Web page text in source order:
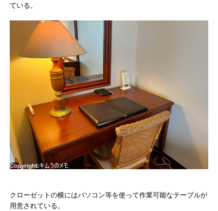
ている。
クローゼットの横にはパソコン等を使って作業可能なテーブルが
用意されている。